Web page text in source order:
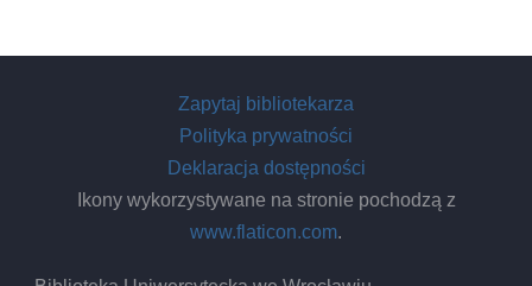
Zapytaj bibliotekarza
Polityka prywatności
Deklaracja dostępności
Ikony wykorzystywane na stronie pochodzą z
www.flaticon.com.